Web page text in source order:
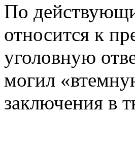
По
относится к
уголовную
могил
заключения в